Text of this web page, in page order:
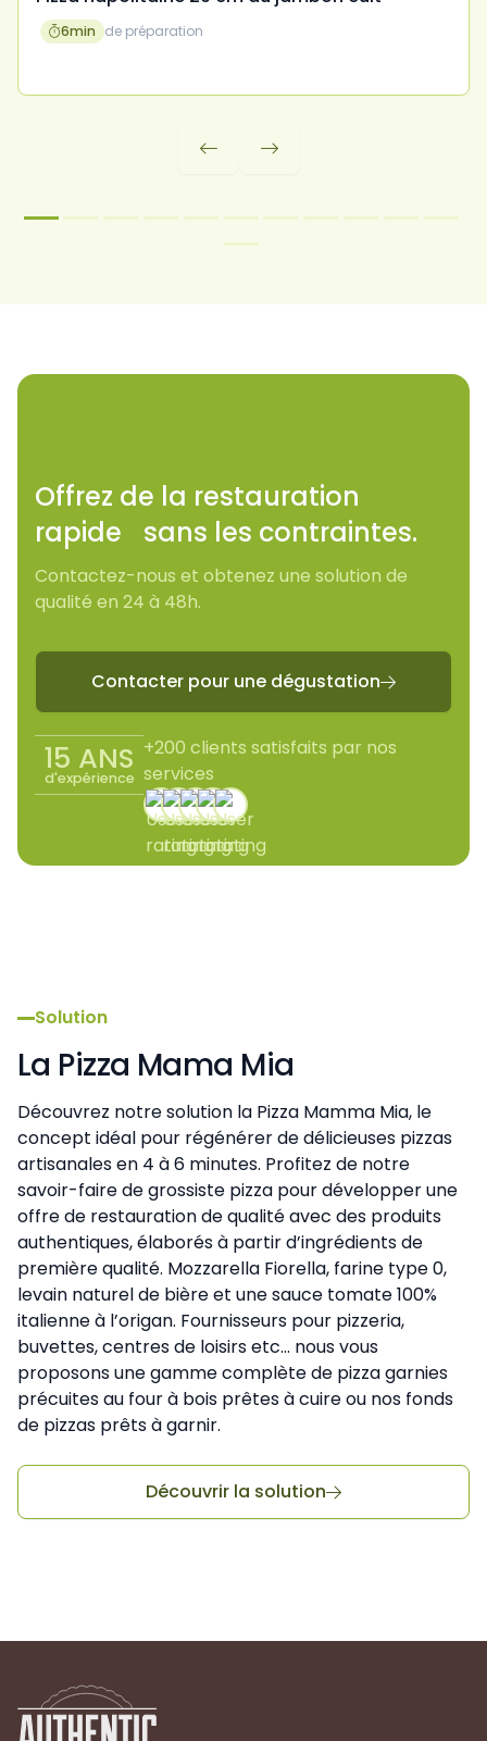
6min de préparation
 
Offrez de la restauration
rapide sans les contraintes.
Contactez-nous et obtenez une solution de
qualité en 24 à 48h.
Contacter pour une dégustation
15 ANS
d'expérience
+200 clients satisfaits par nos
services
Solution
La Pizza Mama Mia
Découvrez notre solution la Pizza Mamma Mia, le
concept idéal pour régénérer de délicieuses pizzas
artisanales en 4 à 6 minutes. Profitez de notre
savoir-faire de grossiste pizza pour développer une
offre de restauration de qualité avec des produits
authentiques, élaborés à partir d’ingrédients de
première qualité. Mozzarella Fiorella, farine type 0,
levain naturel de bière et une sauce tomate 100%
italienne à l’origan. Fournisseurs pour pizzeria,
buvettes, centres de loisirs etc... nous vous
proposons une gamme complète de pizza garnies
précuites au four à bois prêtes à cuire ou nos fonds
de pizzas prêts à garnir.
Découvrir la solution